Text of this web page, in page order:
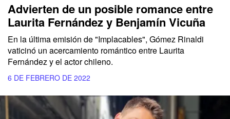
Advierten de un posible romance entre
Laurita Fernández y Benjamín Vicuña
En la última emisión de "Implacables", Gómez Rinaldi
vaticinó un acercamiento romántico entre Laurita
Fernández y el actor chileno.
6 DE FEBRERO DE 2022